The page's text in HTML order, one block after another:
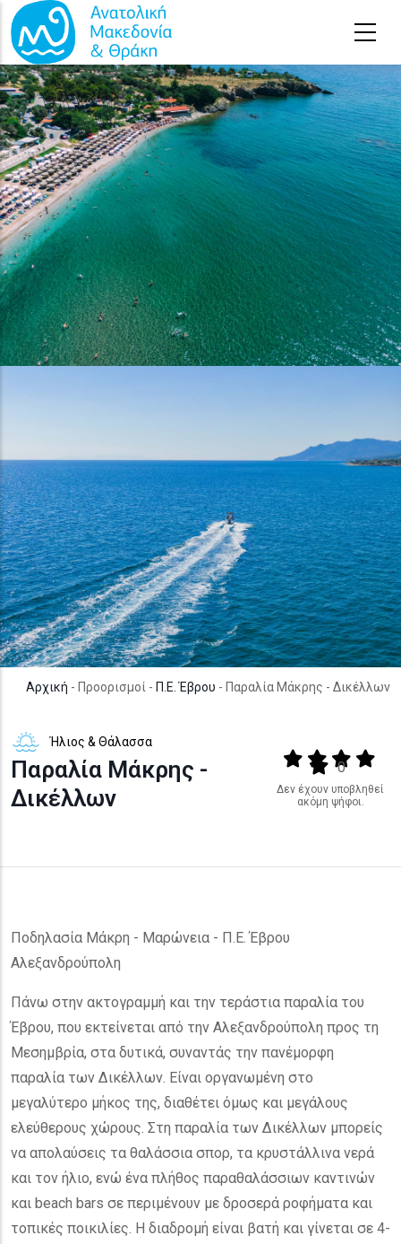
Παράκαμψη προς το κυρίως περιεχόμενο
Αρχική - Προορισμοί - Π.Ε. Έβρου - Παραλία Μάκρης - Δικέλλων
Ήλιος & Θάλασσα
Παραλία Μάκρης -
Δικέλλων
Output format
(star)(star)(star)
(star)
0
Δεν έχουν υποβληθεί
ακόμη ψήφοι.
Ποδηλασία Μάκρη - Μαρώνεια - Π.Ε. Έβρου
Αλεξανδρούπολη
Πάνω στην ακτογραμμή και την τεράστια παραλία του
Έβρου, που εκτείνεται από την Αλεξανδρούπολη προς τη
Μεσημβρία, στα δυτικά, συναντάς την πανέμορφη
παραλία των Δικέλλων. Είναι οργανωμένη στο
μεγαλύτερο μήκος της, διαθέτει όμως και μεγάλους
ελεύθερους χώρους. Στη παραλία των Δικέλλων μπορείς
να απολαύσεις τα θαλάσσια σπορ, τα κρυστάλλινα νερά
και τον ήλιο, ενώ ένα πλήθος παραθαλάσσιων καντινών
και beach bars σε περιμένουν με δροσερά ροφήματα και
τοπικές ποικιλίες. Η διαδρομή είναι βατή και γίνεται σε 4-